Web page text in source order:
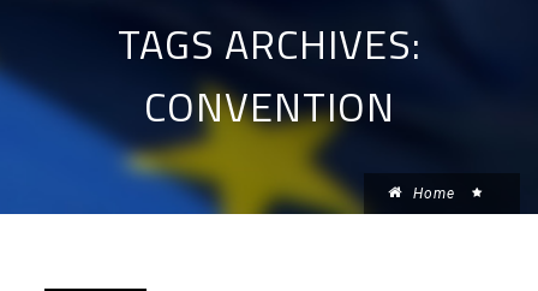
TAGS ARCHIVES:
CONVENTION
Home